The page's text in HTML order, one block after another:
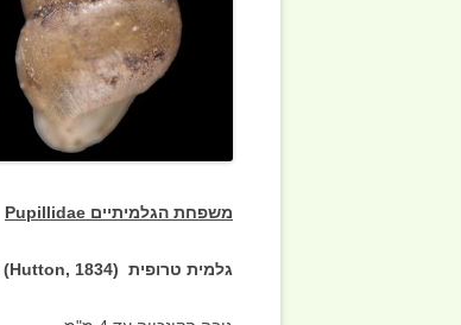
משפחת הגלמיתיים Pupillidae
גלמית טרופית ((Hutton, 1834